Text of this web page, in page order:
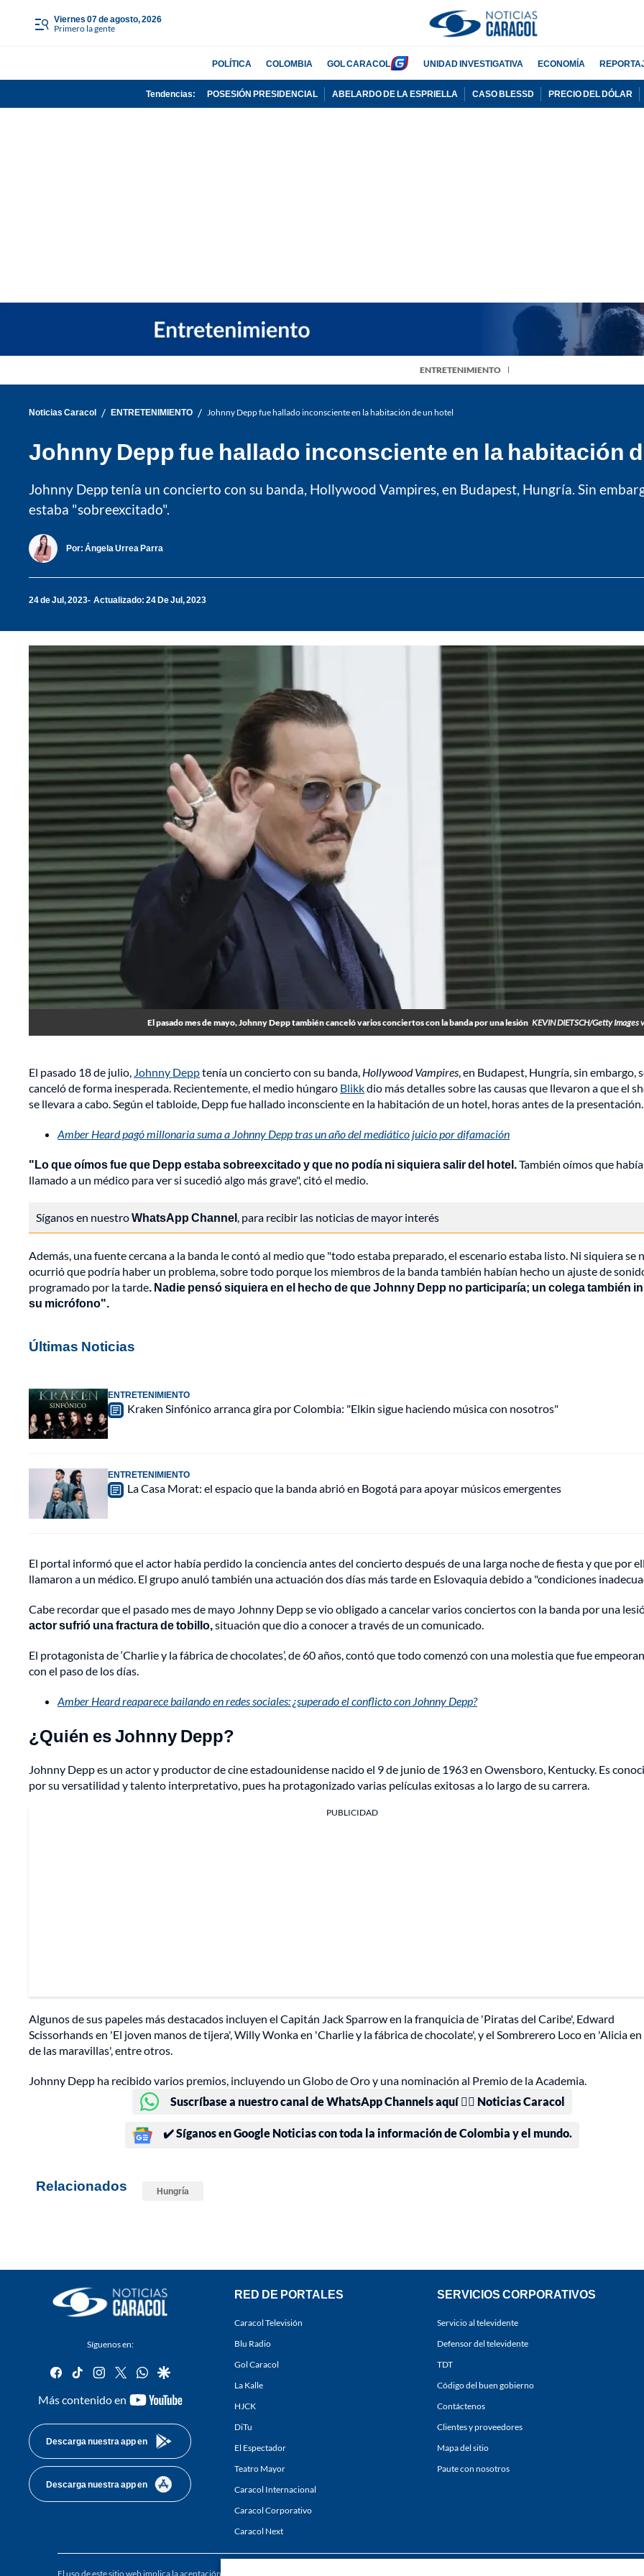
viernes 07 de agosto, 2026
Primero la gente
POLÍTICA COLOMBIA GOL CARACOL UNIDAD INVESTIGATIVA ECONOMÍA
Tendencias: POSESIÓN PRESIDENCIAL ABELARDO DE LA ESPRIELLA CASO BLESSD PRECIO DEL DÓLAR
ENTRETENIMIENTO
Noticias Caracol / ENTRETENIMIENTO / Johnny Depp fue hallado inconsciente en la habitación de un hotel
Johnny Depp fue hallado inconsciente en la habitación
Johnny Depp tenía un concierto con su banda, Hollywood Vampires, en Budapest, Hungría. Sin
estaba "sobreexcitado".
Por: Ángela Urrea Parra
24 de Jul, 2023 Actualizado: 24 De Jul, 2023
El pasado mes de mayo, Johnny Depp también canceló varios conciertos con la banda por una lesión KEVIN DIETSCH/Getty Images
El pasado 18 de julio, Johnny Depptenía un concierto con su banda, Hollywood Vampires, en Budapest, Hungría, sin embargo,
canceló de forma inesperada. Recientemente, el medio húngaro Blikkdio más detalles sobre las causas que llevaron a que el
se llevara a cabo. Según el tabloide, Depp fue hallado inconsciente en la habitación de un hotel, horas antes de la presentación.
Amber Heard pagó millonaria suma a Johnny Depp tras un año del mediático juicio por difamación
"Lo que oímos fue que Depp estaba sobreexcitado y que no podía ni siquiera salir del hotel.También oímos que
llamado a un médico para ver si sucedió algo más grave", citó el medio.
Síganos en nuestroWhatsApp Channel, para recibir las noticias de mayor interés
Además, una fuente cercana a la banda le contó al medio que "todo estaba preparado, el escenario estaba listo. Ni siquiera se
ocurrió que podría haber un problema, sobre todo porque los miembros de la banda también habían hecho un ajuste de
programado por la tarde. Nadie pensó siquiera en el hecho de que Johnny Depp no participaría; un colega también
su micrófono".
Últimas Noticias
ENTRETENIMIENTO
Kraken Sinfónico arranca gira por Colombia: "Elkin sigue haciendo música con nosotros"
ENTRETENIMIENTO
La Casa Morat: el espacio que la banda abrió en Bogotá para apoyar músicos emergentes
El portal informó que el actor había perdido la conciencia antes del concierto después de una larga noche de fiesta y que por
llamaron a un médico. El grupo anuló también una actuación dos días más tarde en Eslovaquia debido a "condiciones
Cabe recordar que el pasado mes de mayo Johnny Depp se vio obligado a cancelar varios conciertos con la banda por una
actor sufrió una fractura de tobillo,situación que dio a conocer a través de un comunicado.
El protagonista de ‘Charlie y la fábrica de chocolates’, de 60 años, contó que todo comenzó con una molestia que fue
con el paso de los días.
Amber Heard reaparece bailando en redes sociales: ¿superado el conflicto con Johnny Depp?
¿Quién es Johnny Depp?
Johnny Depp es un actor y productor de cine estadounidense nacido el 9 de junio de 1963 en Owensboro, Kentucky. Es
por su versatilidad y talento interpretativo, pues ha protagonizado varias películas exitosas a lo largo de su carrera.
PUBLICIDAD
Algunos de sus papeles más destacados incluyen el Capitán Jack Sparrow en la franquicia de 'Piratas del Caribe', Edward
Scissorhands en 'El joven manos de tijera', Willy Wonka en 'Charlie y la fábrica de chocolate', y el Sombrerero Loco en 'Alicia en
de las maravillas', entre otros.
Johnny Depp ha recibido varios premios, incluyendo un Globo de Oro y una nominación al Premio de la Academia.
Suscríbase a nuestro canal de WhatsApp Channels aquí 👉🏻 Noticias Caracol
✔️ Síganos en Google Noticias con toda la información de Colombia y el mundo.
Relacionados Hungría
Síguenos en:
facebook
tiktok instagram
twitterwhatsapp
google
Más contenido en
youtube-
Descarga nuestra app en
Descarga nuestra app en
RED DE PORTALES
Caracol Televisión
Blu Radio
Gol Caracol
La Kalle
HJCK
DiTu
El Espectador
Teatro Mayor
Caracol Internacional
Caracol Corporativo
Caracol Next
SERVICIOS CORPORATIVOS
Servicio al televidente
Defensor del televidente
TDT
Código del buen gobierno
Contáctenos
Clientes y proveedores
Mapa del sitio
Paute con nosotros
El uso de este sitio web implica la aceptación de los